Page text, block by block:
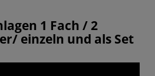
1 Fach / 2
einzeln und als Set